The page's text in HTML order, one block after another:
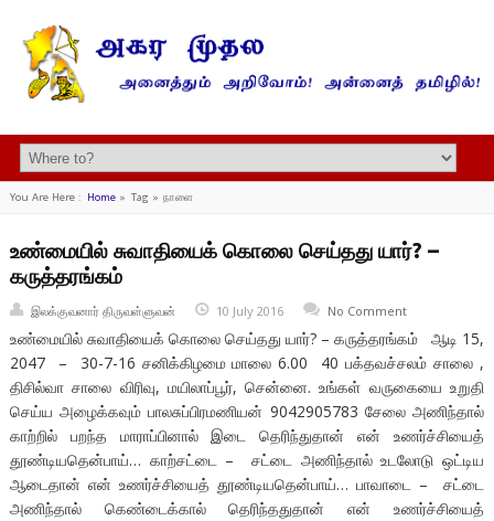
You Are Here : Home» Tag » நாளை
உண்மையில் சுவாதியைக் கொலை செய்தது யார்? –
கருத்தரங்கம்
இலக்குவனார் திருவள்ளுவன் 10 July 2016 No Comment
உண்மையில் சுவாதியைக் கொலை செய்தது யார்? – கருத்தரங்கம் ஆடி 15,
2047 – 30-7-16 சனிக்கிழமை மாலை 6.00 40 பக்தவச்சலம் சாலை ,
திசில்வா சாலை விரிவு, மயிலாப்பூர், சென்னை. உங்கள் வருகையை உறுதி
செய்ய அழைக்கவும் பாலசுப்பிரமணியன் 9042905783 சேலை அணிந்தால்
காற்றில் பறந்த மாராப்பினால் இடை தெரிந்துதான் என் உணர்ச்சியைத்
தூண்டியதென்பாய்… காற்சட்டை – சட்டை அணிந்தால் உடலோடு ஒட்டிய
ஆடைதான் என் உணர்ச்சியைத் தூண்டியதென்பாய்… பாவாடை – சட்டை
அணிந்தால் கெண்டைக்கால் தெரிந்ததுதான் என் உணர்ச்சியைத்